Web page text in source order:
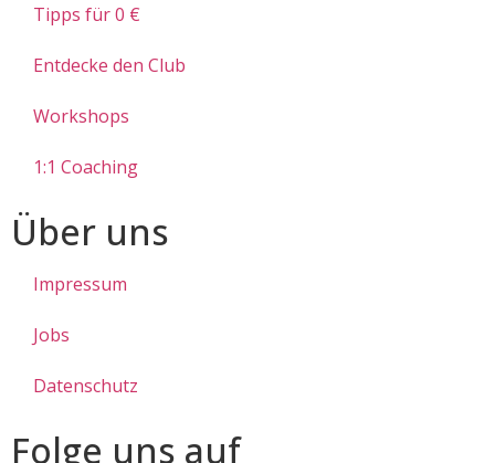
Tipps für 0 €
Entdecke den Club
Workshops
1:1 Coaching
Über uns
Impressum
Jobs
Datenschutz
Folge uns auf